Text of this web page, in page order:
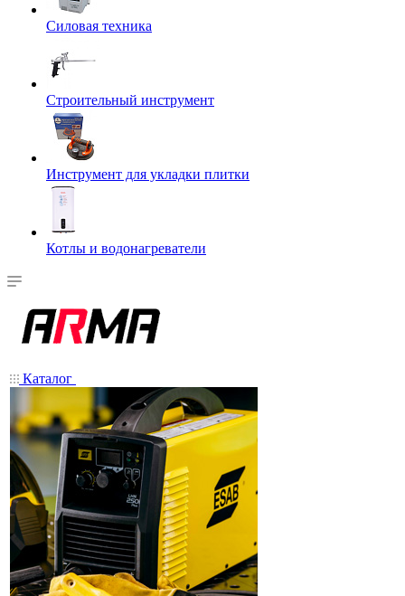
Силовая техника
Строительный инструмент
Инструмент для укладки плитки
Котлы и водонагреватели
Каталог